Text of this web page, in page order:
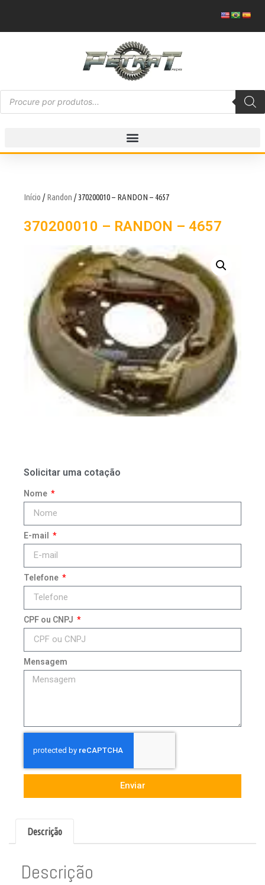
Início /Randon / 370200010 – RANDON – 4657
370200010 – RANDON – 4657
Solicitar uma cotação
Nome
E-mail
Telefone
CPF ou CNPJ
Mensagem
Enviar
Descrição
Descrição